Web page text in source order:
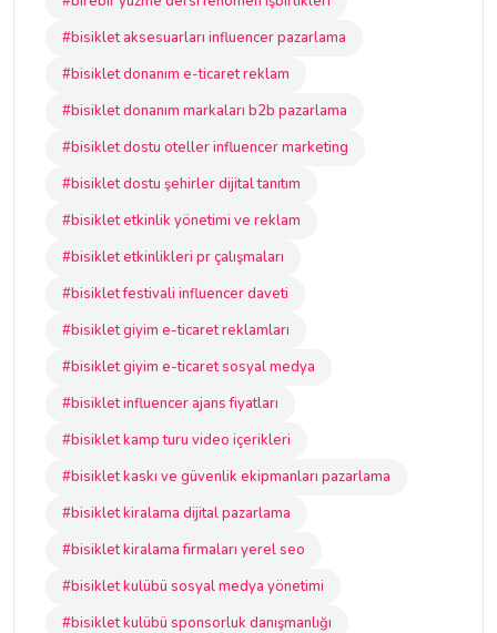
#bisiklet aksesuarları influencer pazarlama
#bisiklet donanım e-ticaret reklam
#bisiklet donanım markaları b2b pazarlama
#bisiklet dostu oteller influencer marketing
#bisiklet dostu şehirler dijital tanıtım
#bisiklet etkinlik yönetimi ve reklam
#bisiklet etkinlikleri pr çalışmaları
#bisiklet festivali influencer daveti
#bisiklet giyim e-ticaret reklamları
#bisiklet giyim e-ticaret sosyal medya
#bisiklet influencer ajans fiyatları
#bisiklet kamp turu video içerikleri
#bisiklet kaskı ve güvenlik ekipmanları pazarlama
#bisiklet kiralama dijital pazarlama
#bisiklet kiralama firmaları yerel seo
#bisiklet kulübü sosyal medya yönetimi
#bisiklet kulübü sponsorluk danışmanlığı